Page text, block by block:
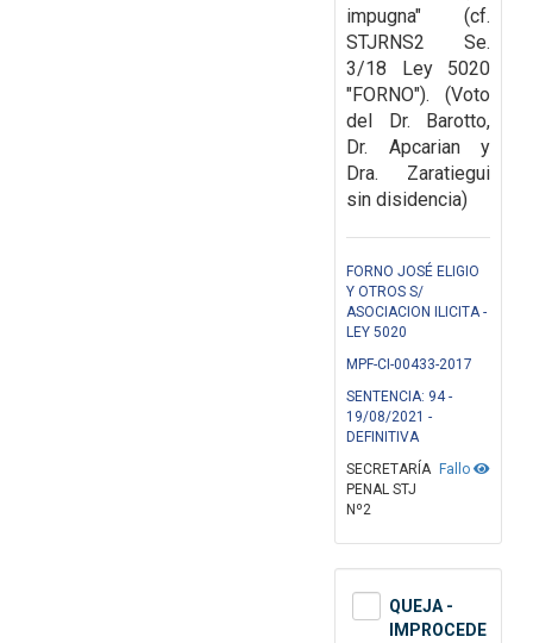
impugna" (cf.
STJRNS2 Se.
3/18 Ley 5020
"FORNO"). (Voto
del Dr. Barotto,
Dr. Apcarian y
Dra. Zaratiegui
sin disidencia)
FORNO JOSÉ ELIGIO
Y OTROS S/
ASOCIACION ILICITA -
LEY 5020
MPF-CI-00433-2017
SENTENCIA: 94 -
19/08/2021 -
DEFINITIVA
Fallo
SECRETARÍA
PENAL STJ
Nº2
QUEJA -
IMPROCEDE